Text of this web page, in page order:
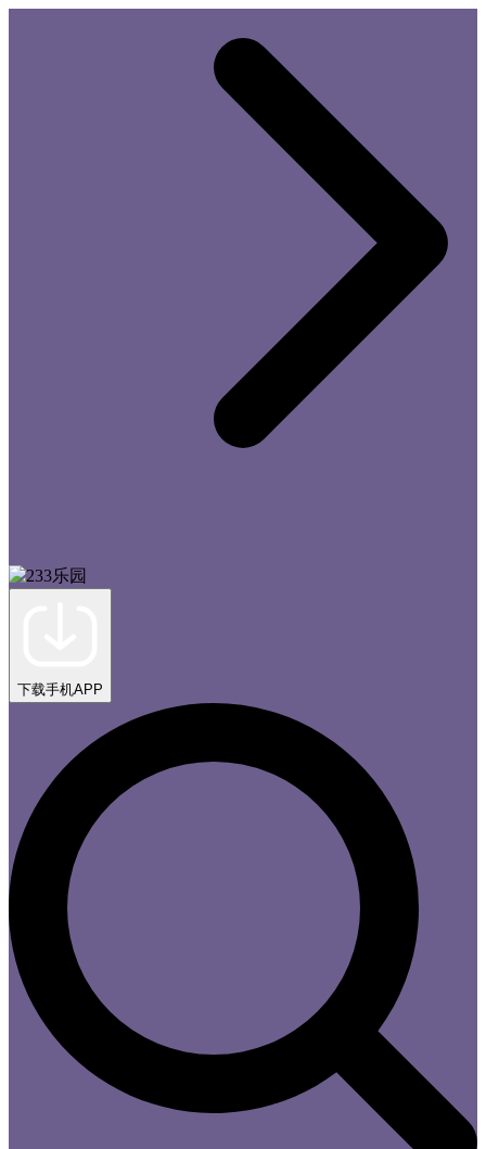
下载手机APP